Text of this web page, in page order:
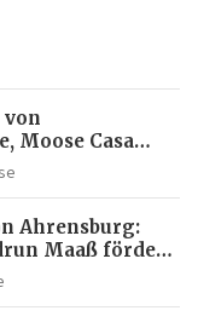
von
Moose Casa
Brasil |
für Bildung
Ahrensburg:
Maaß fördert
Frauen